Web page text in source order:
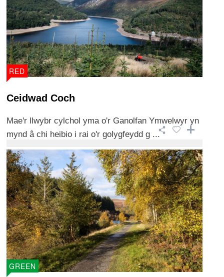
RED
Ceidwad Coch
Mae'r llwybr cylchol yma o'r Ganolfan Ymwelwyr yn
mynd â chi heibio i rai o'r golygfeydd g ...
GREEN